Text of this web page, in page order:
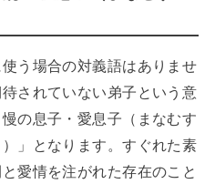
使う場合の対義語はありませ
されていない弟子という意
の息子・愛息子（まなむす
」となります。すぐれた素
愛情を注がれた存在のこと